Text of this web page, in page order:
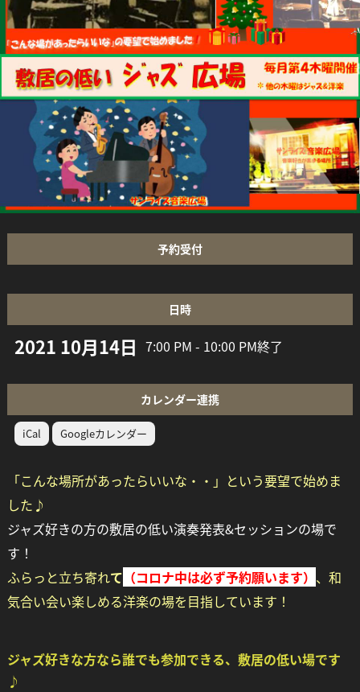
予約受付
日時
2021 10月14日 7:00 PM - 10:00 PM終了
カレンダー連携
iCal Googleカレンダー
「こんな場所があったらいいな・・」という要望で始めま
した♪
ジャズ好きの方の敷居の低い演奏発表&セッションの場で
す！
ふらっと立ち寄れて （コロナ中は必ず予約願います） 、 和
気合い会い楽しめる洋楽の場を目指しています！
ジャズ好きな方なら誰でも参加できる、敷居の低い場です
♪